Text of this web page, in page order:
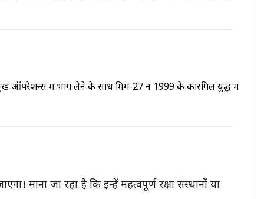
ऑपरेशन्स में भाग लेने के साथ मिग-27 नें 1999 के कारगिल युद्ध में
माना जा रहा है कि इन्हें महत्वपूर्ण रक्षा संस्थानों या